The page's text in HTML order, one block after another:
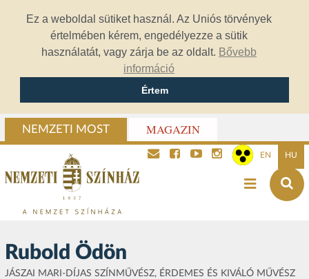
Ez a weboldal sütiket használ. Az Uniós törvények
értelmében kérem, engedélyezze a sütik
használatát, vagy zárja be az oldalt. Bővebb
információ
Értem
NEMZETI MOST MAGAZIN
EN HU
Rubold Ödön
JÁSZAI MARI-DÍJAS SZÍNMŰVÉSZ, ÉRDEMES ÉS KIVÁLÓ MŰVÉSZ